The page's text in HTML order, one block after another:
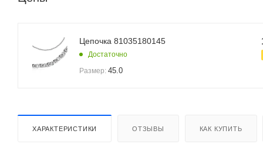
Цепочка 81035180145
Достаточно
Размер: 45.0
ХАРАКТЕРИСТИКИ ОТЗЫВЫ КАК КУПИТЬ